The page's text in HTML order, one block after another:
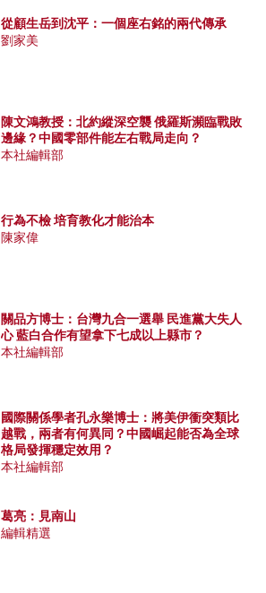
從顧生岳到沈平：一個座右銘的兩代傳承
劉家美
陳文鴻教授：北約縱深空襲 俄羅斯瀕臨戰敗
邊緣？中國零部件能左右戰局走向？
本社編輯部
行為不檢 培育教化才能治本
陳家偉
關品方博士：台灣九合一選舉 民進黨大失人
心 藍白合作有望拿下七成以上縣市？
本社編輯部
國際關係學者孔永樂博士：將美伊衝突類比
越戰，兩者有何異同？中國崛起能否為全球
格局發揮穩定效用？
本社編輯部
葛亮：見南山
編輯精選